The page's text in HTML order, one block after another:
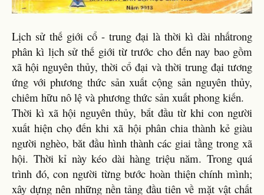
Lịch sử thế giới cổ - trung đại là thời kì dài nhấtrong
phân kì lịch sử thế giới từ trước cho đến nay bao gồm
xã hội nguyên thủy, thời cổ đại và thời trung đại tương
ứng với phương thức sản xuất cộng sản nguyên thủy,
chiêm hữu nô lệ và phương thức sản xuất phong kiến.
Thời kì xã hội nguyên thủy, bắt đầu từ khi con người
xuất hiện chọ đến khi xã hội phân chia thành kẻ giàu
người nghèo, băt đầu hình thành các giai tầng trong xã
hội. Thời kỉ này kéo dài hàng triệu năm. Trong quá
trình đó, con người từng bước hoàn thiện chính mình;
xây dựng nên những nền tảng đầu tiên về mặt vật chất